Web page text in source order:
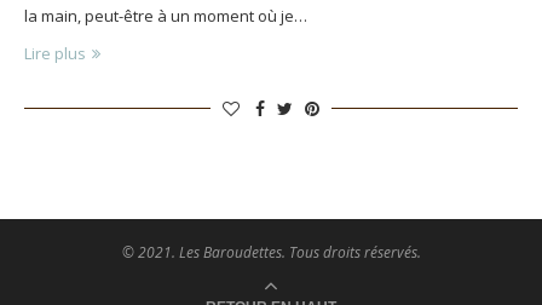
la main, peut-être à un moment où je…
Lire plus
© 2021. Les Baroudettes. Tous droits réservés.